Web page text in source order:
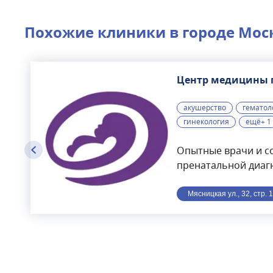
Похожие клиники в городе
Центр медицины
акушерство
гинекология
ещё+ 1
Опытные врачи и
пренатальной
международным
Мясницкая ул., 32, стр.